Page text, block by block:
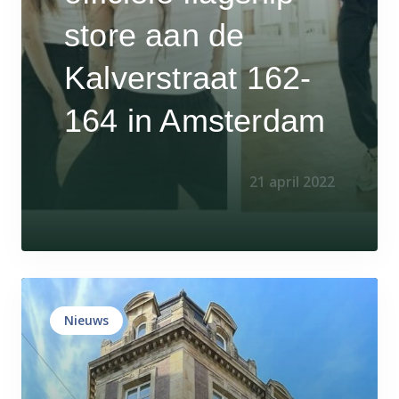
store aan de
Kalverstraat 162-
164 in Amsterdam
21 april 2022
Nieuws